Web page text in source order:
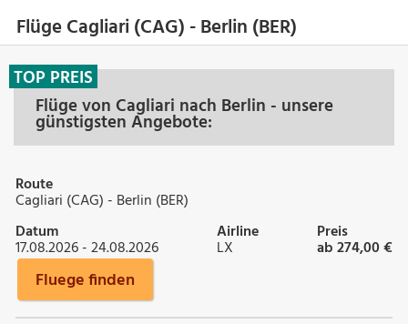
Flüge Cagliari (CAG) - Berlin (BER)
Flüge von Cagliari nach Berlin - unsere
günstigsten Angebote:
TOP PREIS
Route
Cagliari (CAG) - Berlin (BER)
Datum
17.08.2026 - 24.08.2026
Airline
LX
Preis
ab 274,00 €
Fluege finden